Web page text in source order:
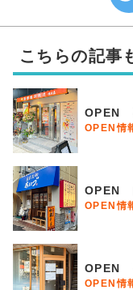
こちらの記事
OPEN
OPEN情
OPEN
OPEN情
OPEN
OPEN情